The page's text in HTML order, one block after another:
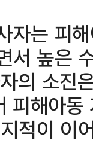
자는 피
서 높은
의 소진
피해아
적이 이